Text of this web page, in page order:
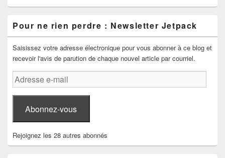
Pour ne rien perdre : Newsletter Jetpack
Saisissez votre adresse électronique pour vous abonner à ce blog et
recevoir l'avis de parution de chaque nouvel article par courriel.
Adresse
e-
mail
Abonnez-vous
Rejoignez les 28 autres abonnés